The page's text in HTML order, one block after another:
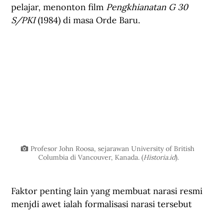
pelajar, menonton film Pengkhianatan G 30
S/PKI (1984) di masa Orde Baru.
Profesor John Roosa, sejarawan University of British
Columbia di Vancouver, Kanada. (Historia.id).
Faktor penting lain yang membuat narasi resmi
menjdi awet ialah formalisasi narasi tersebut